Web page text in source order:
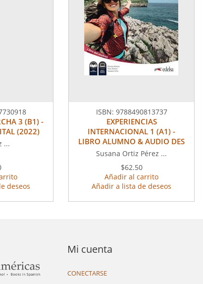
3 (B1) -
(2022)
...
deseos
ISBN: 9788490813737
EXPERIENCIAS
INTERNACIONAL 1 (A1) -
LIBRO ALUMNO & AUDIO DES
Susana Ortiz Pérez ...
$62.50
Añadir al carrito
Añadir a lista de deseos
Mi cuenta
CONECTARSE